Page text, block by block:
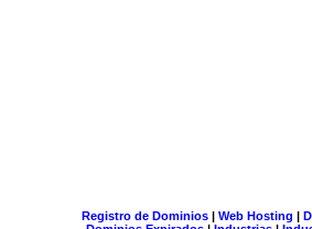
Registro de Dominios| Web Hosting |